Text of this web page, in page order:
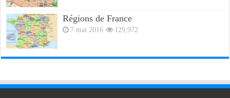
Régions de France
7 mai 2016 129,972